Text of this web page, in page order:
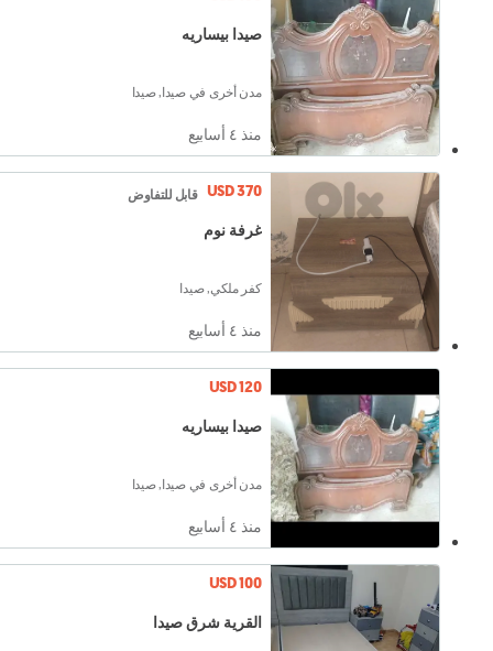
صيدا بيساريه
مدن أخرى في صيدا, صيدا
منذ ٤ أسابيع
USD 370 قابل للتفاوض
غرفة نوم
كفر ملكي, صيدا
منذ ٤ أسابيع
USD 120
صيدا بيساريه
مدن أخرى في صيدا, صيدا
منذ ٤ أسابيع
USD 100
القرية شرق صيدا